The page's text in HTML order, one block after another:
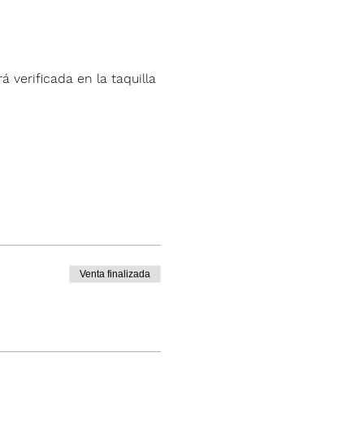
verificada en la taquilla
Venta finalizada